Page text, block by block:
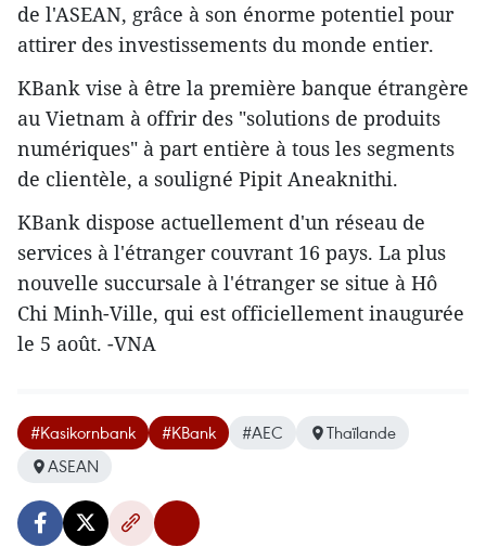
de l'ASEAN, grâce à son énorme potentiel pour
attirer des investissements du monde entier.
KBank vise à être la première banque étrangère
au Vietnam à offrir des "solutions de produits
numériques" à part entière à tous les segments
de clientèle, a souligné Pipit Aneaknithi.
KBank dispose actuellement d'un réseau de
services à l'étranger couvrant 16 pays. La plus
nouvelle succursale à l'étranger se situe à Hô
Chi Minh-Ville, qui est officiellement inaugurée
le 5 août. -VNA
#Kasikornbank #KBank #AEC
Thaïlande
ASEAN